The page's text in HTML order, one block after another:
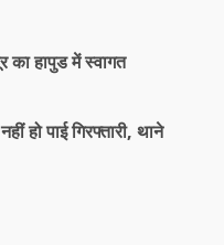
का हापुड में स्वागत
हो पाई गिरफ्तारी, थाने